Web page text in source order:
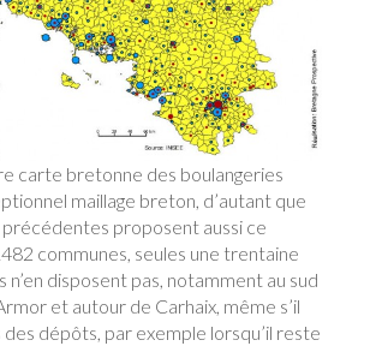
carte bretonne des boulangeries
maillage breton, d’autant que
précédentes proposent aussi ce
communes, seules une trentaine
n’en disposent pas, notamment au sud
et autour de Carhaix, même s’il
dépôts, par exemple lorsqu’il reste